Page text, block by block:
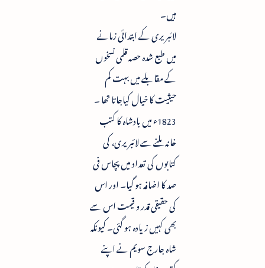
ہیں۔
لائبریری کے ابتدائی زمانے
میں طبع شدہ حصہ قلمی نسخوں
کے مقابلے میں بہت کم
حیثیت کا خیال کیاجاتا تھا ۔
1823ء میں بادشاہ کا کتب
خانہ ملنے سے لائبریری، کی
کتابوں کی تعداد میں پچاس فی
صد کا اضافہ ہو گیا۔ اور اس
کی حقیقی قدر و قیمت اس سے
بھی کہیں زیادہ ہو گئی۔ کیونکہ
شاہ جارج سویم نے اپنے